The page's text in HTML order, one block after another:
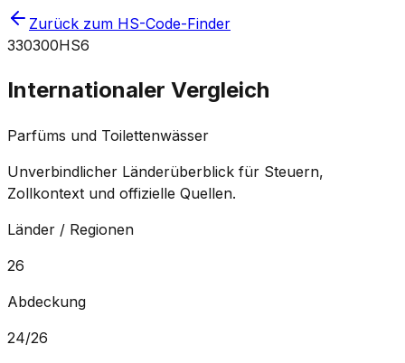
Zurück zum HS-Code-Finder
330300HS6
Internationaler Vergleich
Parfüms und Toilettenwässer
Unverbindlicher Länderüberblick für Steuern,
Zollkontext und offizielle Quellen.
Länder / Regionen
26
Abdeckung
24/26